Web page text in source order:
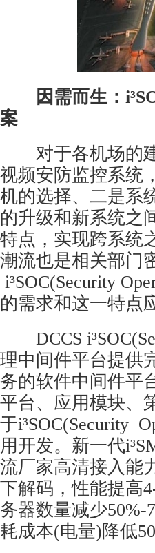
因需而生：
案
对于各机场的建
视频安防监控系统
机的选择、二是系
的升级和新系统之
特点，实现跨系统
潮流也是相关部门
i³SOC(Security
的需求和这一特点
DCCS
理中间件平台提供
务的软件中间件平
平台、应用模块、
于i³SOC(Security
用开发。新一代
流厂家高清接入能
下解码，性能提高
务器数量减少50%-
耗成本(电量)降低